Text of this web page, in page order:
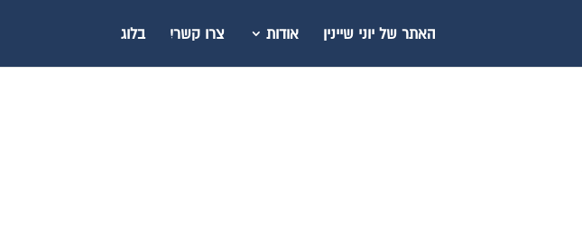
האתר של יוני שיינין אודות צרו קשר! בלוג